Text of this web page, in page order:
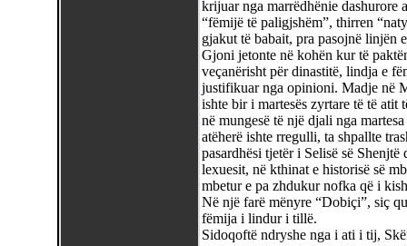
krijuar nga marrëdhënie dashurore
“fëmijë të paligjshëm”, thirren
gjakut të babait, pra pasojnë linjën
Gjoni jetonte në kohën kur të
veçanërisht për dinastitë, lindja e
justifikuar nga opinioni. Madje në
ishte bir i martesës zyrtare të të
në mungesë të një djali nga
atëherë ishte rregulli, ta shpallte
pasardhësi tjetër i Selisë së
lexuesit, në kthinat e historisë së
mbetur e pa zhdukur nofka që i
Në një farë mënyre “Dobiçi”, siç
fëmija i lindur i tillë.
Sidoqoftë ndryshe nga i ati i tij,